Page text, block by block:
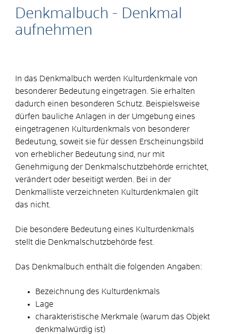
Denkmalbuch - Denkmal
aufnehmen
In das Denkmalbuch werden Kulturdenkmale von
besonderer Bedeutung eingetragen. Sie erhalten
dadurch einen besonderen Schutz.
Beispielsweise
dürfen bauliche Anlagen in der Umgebung eines
eingetragenen Kulturdenkmals von besonderer
Bedeutung, soweit sie für dessen Erscheinungsbild
von erheblicher Bedeutung sind, nur mit
Genehmigung der Denkmalschutzbehörde errichtet,
verändert oder beseitigt werden. Bei in der
Denkmalliste verzeichneten Kulturdenkmalen gilt
das nicht.
Die besondere Bedeutung eines Kulturdenkmals
stellt die Denkmalschutzbehörde fest.
Das Denkmalbuch enthält die folgenden Angaben:
Bezeichnung des Kulturdenkmals
Lage
charakteristische Merkmale (warum das Objekt
denkmalwürdig ist)